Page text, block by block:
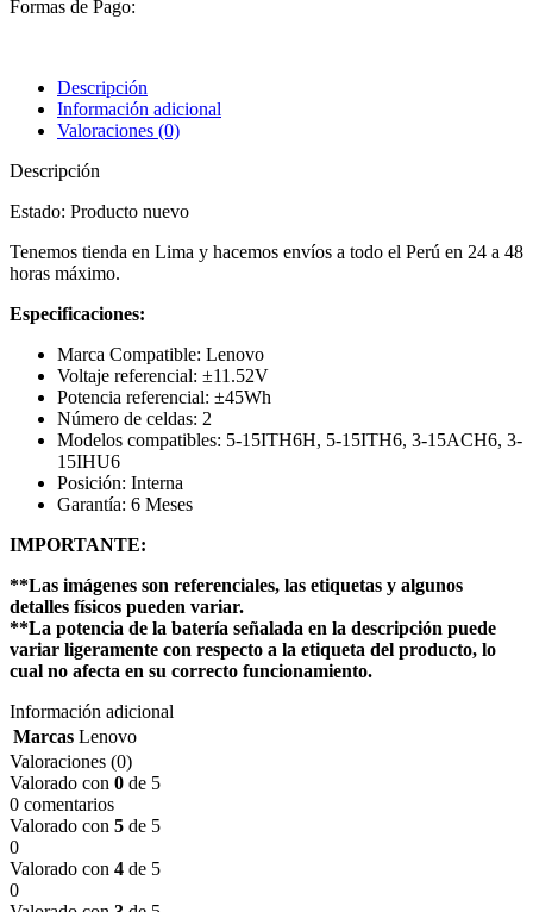
Formas de Pago:
Descripción
Información adicional
Valoraciones (0)
Descripción
Estado: Producto nuevo
Tenemos tienda en Lima y hacemos envíos a todo el Perú en 24 a 48
horas máximo.
Especificaciones:
Marca Compatible: Lenovo
Voltaje referencial: ±11.52V
Potencia referencial: ±45Wh
Número de celdas: 2
Modelos compatibles: 5-15ITH6H, 5-15ITH6, 3-15ACH6, 3-
15IHU6
Posición: Interna
Garantía: 6 Meses
IMPORTANTE:
**Las imágenes son referenciales, las etiquetas y algunos
detalles físicos pueden variar.
**La potencia de la batería señalada en la descripción puede
variar ligeramente con respecto a la etiqueta del producto, lo
cual no afecta en su correcto funcionamiento.
Información adicional
Marcas Lenovo
Valoraciones (0)
Valorado con 0 de 5
0 comentarios
Valorado con 5 de 5
0
Valorado con 4 de 5
0